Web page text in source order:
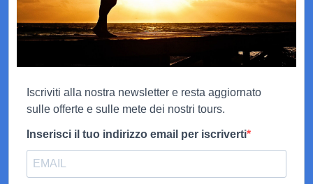
Iscriviti alla nostra newsletter e resta aggiornato
sulle offerte e sulle mete dei nostri tours.
Inserisci il tuo indirizzo email per iscriverti